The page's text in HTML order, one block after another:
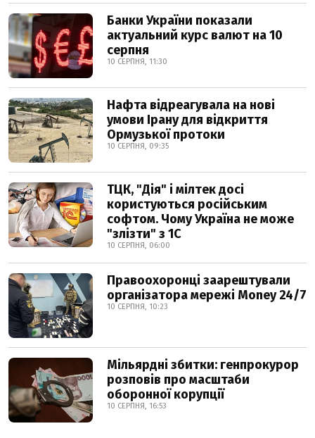
Банки України показали
актуальний курс валют на 10
серпня
10 СЕРПНЯ, 11:30
Нафта відреагувала на нові
умови Ірану для відкриття
Ормузької протоки
10 СЕРПНЯ, 09:35
ТЦК, "Дія" і мілтек досі
користуються російським
софтом. Чому Україна не може
"злізти" з 1С
10 СЕРПНЯ, 06:00
Правоохоронці заарештували
організатора мережі Money 24/7
10 СЕРПНЯ, 10:23
Мільярдні збитки: генпрокурор
розповів про масштаби
оборонної корупції
10 СЕРПНЯ, 16:53